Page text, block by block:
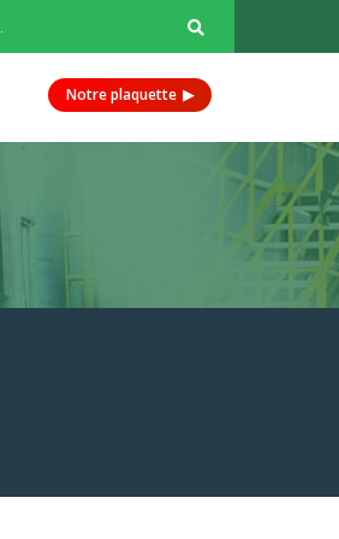
Notre plaquette